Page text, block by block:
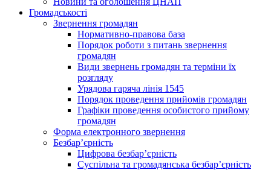
Громадськості
Звернення громадян
Нормативно-правова база
Порядок роботи з питань звернення
громадян
Види звернень громадян та терміни їх
розгляду
Урядова гаряча лінія 1545
Порядок проведення прийомів громадян
Графіки проведення особистого прийому
громадян
Форма електронного звернення
Безбар’єрність
Цифрова безбар’єрність
Суспільна та громадянська безбар’єрність